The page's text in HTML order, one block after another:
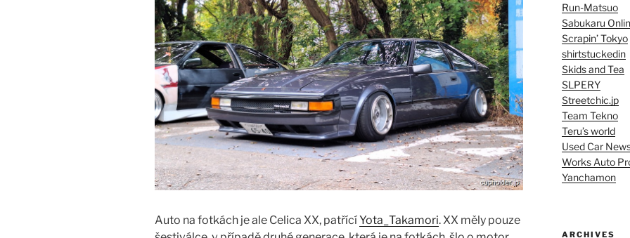
Auto na fotkách je ale Celica XX, patřícíYota_Takamori. XX měly pouze
Run-Matsuo
Sabukaru
Scrapin’ Tokyo
shirtstuckedin
Skids and Tea
SLPERY
Streetchic.jp
Team Tekno
Teru’s world
Used Car
Works Auto
Yanchamon
ARCHIVES